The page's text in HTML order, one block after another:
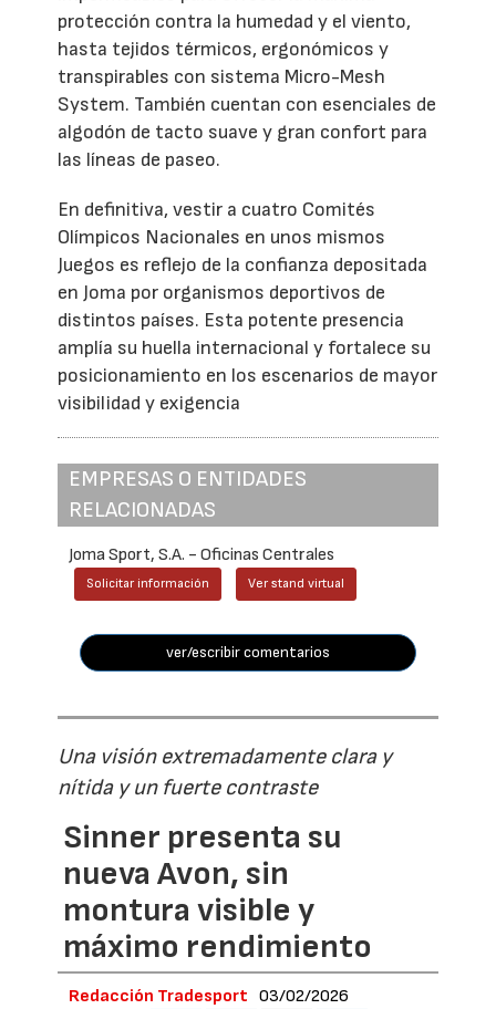
protección contra la humedad y el viento,
hasta tejidos térmicos, ergonómicos y
transpirables con sistema Micro-Mesh
System. También cuentan con esenciales de
algodón de tacto suave y gran confort para
las líneas de paseo.
En definitiva, vestir a cuatro Comités
Olímpicos Nacionales en unos mismos
Juegos es reflejo de la confianza depositada
en Joma por organismos deportivos de
distintos países. Esta potente presencia
amplía su huella internacional y fortalece su
posicionamiento en los escenarios de mayor
visibilidad y exigencia
EMPRESAS O ENTIDADES
RELACIONADAS
Joma Sport, S.A. - Oficinas Centrales
Solicitar información Ver stand virtual
ver/escribir comentarios
Una visión extremadamente clara y
nítida y un fuerte contraste
Sinner presenta su
nueva Avon, sin
montura visible y
máximo rendimiento
Redacción Tradesport 03/02/2026